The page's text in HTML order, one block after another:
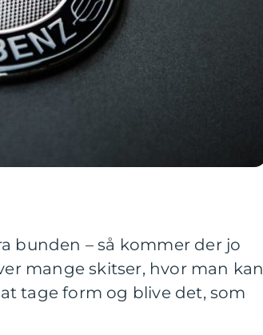
bunden – så kommer der jo
mange skitser, hvor man kan
tage form og blive det, som